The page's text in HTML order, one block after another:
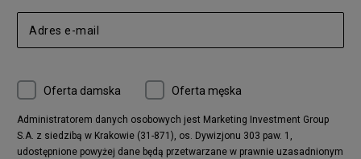
Oferta damska Oferta męska
Administratorem danych osobowych jest Marketing Investment Group
S.A. z siedzibą w Krakowie (31-871), os. Dywizjonu 303 paw. 1,
udostępnione powyżej dane będą przetwarzane w prawnie uzasadnionym